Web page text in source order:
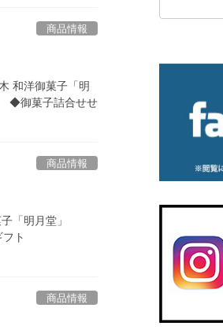
商品情報
洋御菓子「明
御菓子詰合せせ
商品情報
子「明月堂」
ト
商品情報